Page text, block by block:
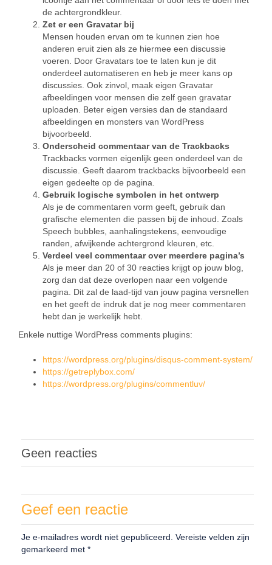
de achtergrondkleur.
Zet er een Gravatar bij
Mensen houden ervan om te kunnen zien hoe
anderen eruit zien als ze hiermee een discussie
voeren. Door Gravatars toe te laten kun je dit
onderdeel automatiseren en heb je meer kans op
discussies. Ook zinvol, maak eigen Gravatar
afbeeldingen voor mensen die zelf geen gravatar
uploaden. Beter eigen versies dan de standaard
afbeeldingen en monsters van WordPress
bijvoorbeeld.
Onderscheid commentaar van de Trackbacks
Trackbacks vormen eigenlijk geen onderdeel van de
discussie. Geeft daarom trackbacks bijvoorbeeld een
eigen gedeelte op de pagina.
Gebruik logische symbolen in het ontwerp
Als je de commentaren vorm geeft, gebruik dan
grafische elementen die passen bij de inhoud. Zoals
Speech bubbles, aanhalingstekens, eenvoudige
randen, afwijkende achtergrond kleuren, etc.
Verdeel veel commentaar over meerdere pagina’s
Als je meer dan 20 of 30 reacties krijgt op jouw blog,
zorg dan dat deze overlopen naar een volgende
pagina. Dit zal de laad-tijd van jouw pagina versnellen
en het geeft de indruk dat je nog meer commentaren
hebt dan je werkelijk hebt.
Enkele nuttige WordPress comments plugins:
https://wordpress.org/plugins/disqus-comment-system/
https://getreplybox.com/
https://wordpress.org/plugins/commentluv/
Geen reacties
Geef een reactie
Je e-mailadres wordt niet gepubliceerd. Vereiste velden zijn
gemarkeerd met *